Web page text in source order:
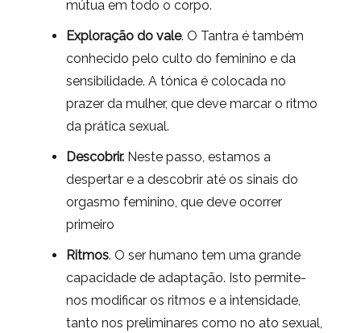
mútua em todo o corpo.
Exploração do vale. O Tantra é também
conhecido pelo culto do feminino e da
sensibilidade. A tónica é colocada no
prazer da mulher, que deve marcar o ritmo
da prática sexual.
Descobrir. Neste passo, estamos a
despertar e a descobrir até os sinais do
orgasmo feminino, que deve ocorrer
primeiro
Ritmos. O ser humano tem uma grande
capacidade de adaptação. Isto permite-
nos modificar os ritmos e a intensidade,
tanto nos preliminares como no ato sexual,